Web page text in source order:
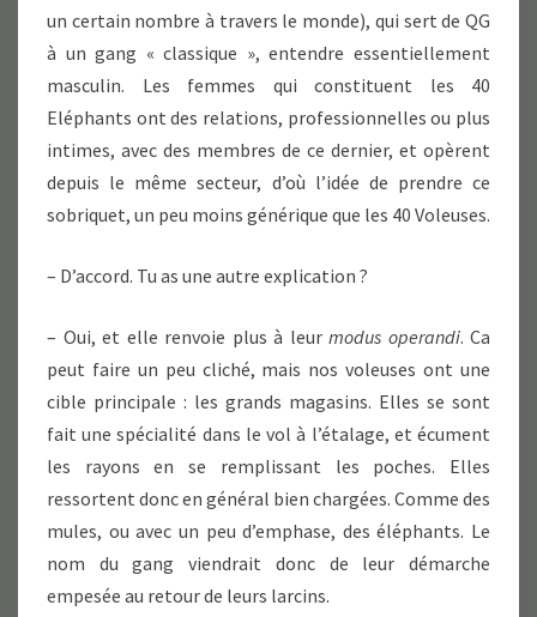
un certain nombre à travers le monde), qui sert de QG
à un gang « classique », entendre essentiellement
masculin. Les femmes qui constituent les 40
Eléphants ont des relations, professionnelles ou plus
intimes, avec des membres de ce dernier, et opèrent
depuis le même secteur, d’où l’idée de prendre ce
sobriquet, un peu moins générique que les 40 Voleuses.
– D’accord. Tu as une autre explication ?
– Oui, et elle renvoie plus à leur modus operandi. Ca
peut faire un peu cliché, mais nos voleuses ont une
cible principale : les grands magasins. Elles se sont
fait une spécialité dans le vol à l’étalage, et écument
les rayons en se remplissant les poches. Elles
ressortent donc en général bien chargées. Comme des
mules, ou avec un peu d’emphase, des éléphants. Le
nom du gang viendrait donc de leur démarche
empesée au retour de leurs larcins.